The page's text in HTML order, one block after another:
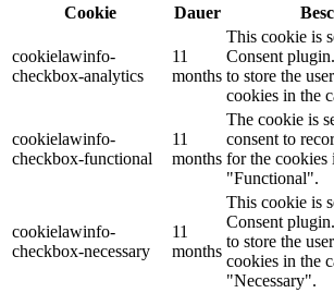
Cookie
Dauer
cookielawinfo-
checkbox-analytics
11
months
This cookie is
Consent
to store the
cookies in the
cookielawinfo-
checkbox-functional
11
months
The cookie is
consent to
for the cookies
"Functional".
cookielawinfo-
checkbox-necessary
11
months
This cookie is
Consent
to store the
cookies in the
"Necessary".